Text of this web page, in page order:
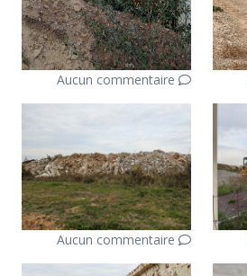
Aucun commentaire
Aucun commentaire